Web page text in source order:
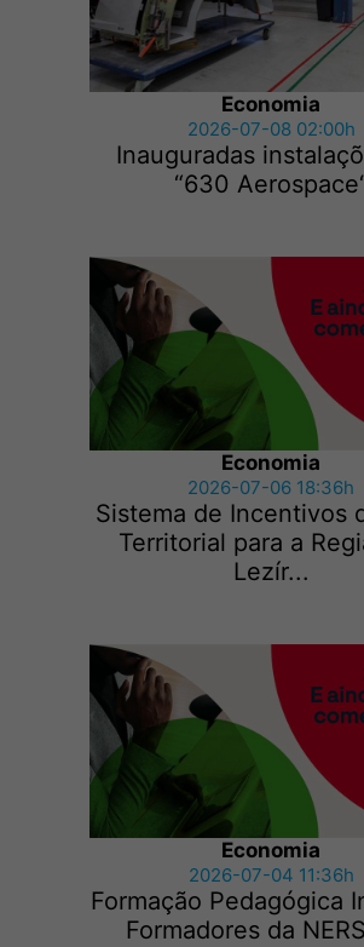
Economia
2026-07-08 02:00h
Inauguradas
“630
Economia
2026-07-06 18:36h
Sistema de Incentivos
Territorial para a
Lezír...
Economia
2026-07-04 11:36h
Formação Pedagógica
Formadores da